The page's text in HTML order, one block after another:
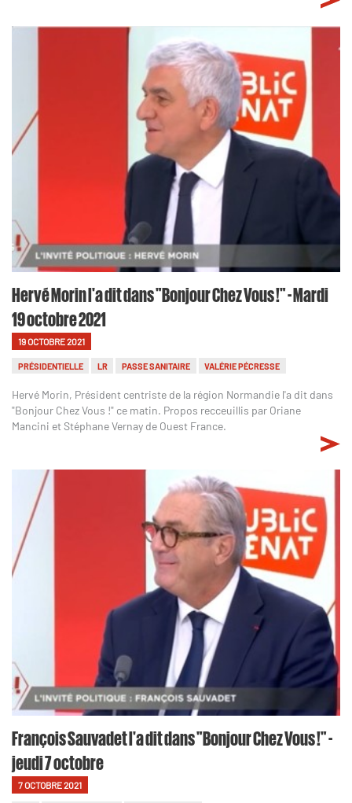
Hervé Morin l'a dit dans "Bonjour Chez Vous !" - Mardi
19 octobre 2021
19 OCTOBRE 2021
PRÉSIDENTIELLE LR PASSE SANITAIRE VALÉRIE PÉCRESSE
Hervé Morin, Président centriste de la région Normandie l'a dit dans
"Bonjour Chez Vous !" ce matin. Propos recceuillis par Oriane
Mancini et Stéphane Vernay de Ouest France.
François Sauvadet l'a dit dans "Bonjour Chez Vous !" -
jeudi 7 octobre
7 OCTOBRE 2021